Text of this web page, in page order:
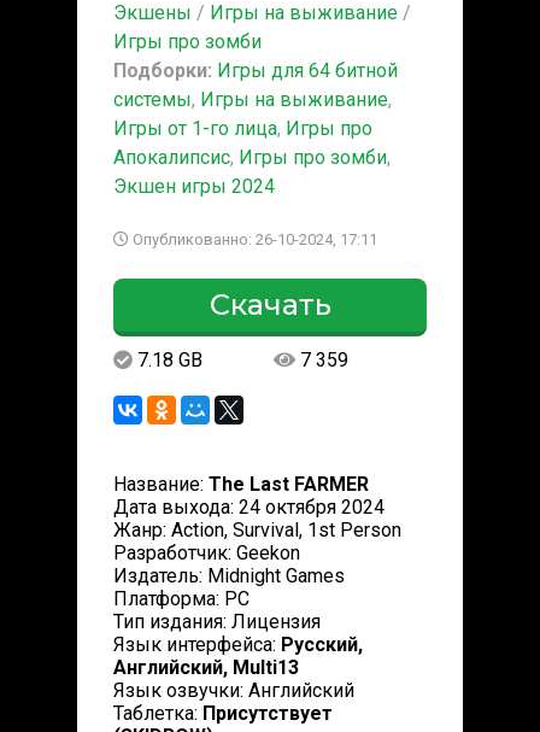
Экшены / Игры на выживание /
Игры про зомби
Подборки: Игры для 64 битной
системы, Игры на выживание,
Игры от 1-го лица, Игры про
Апокалипсис, Игры про зомби,
Экшен игры 2024
Опубликованно: 26-10-2024, 17:11
Скачать
7.18 GB 7 359
Название: The Last FARMER
Дата выхода: 24 октября 2024
Жанр: Action, Survival, 1st Person
Разработчик: Geekon
Издатель: Midnight Games
Платформа: PC
Тип издания: Лицензия
Язык интерфейса: Русский,
Английский, Multi13
Язык озвучки: Английский
Таблетка: Присутствует